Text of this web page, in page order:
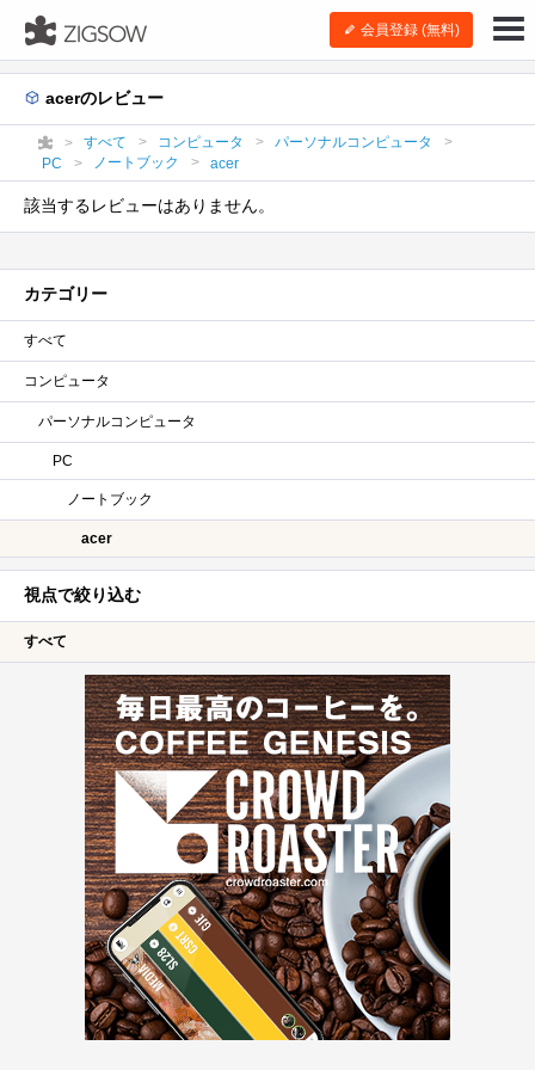
会員登録 (無料)
acerのレビュー
すべて コンピュータ
パーソナルコンピュータ
PC
ノートブック acer
該当するレビューはありません。
カテゴリー
すべて
コンピュータ
パーソナルコンピュータ
PC
ノートブック
acer
視点で絞り込む
すべて